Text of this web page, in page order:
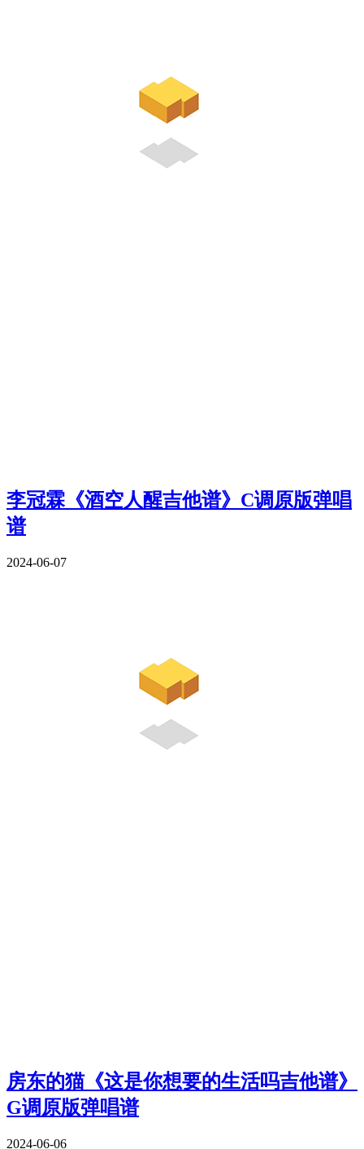
李冠霖《酒空人醒吉他谱》C调原版弹唱
谱
2024-06-07
房东的猫《这是你想要的生活吗吉他谱》
G调原版弹唱谱
2024-06-06